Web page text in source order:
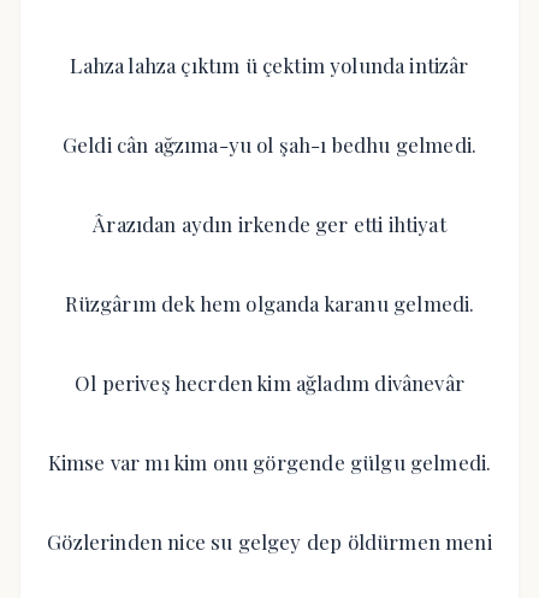
Lahza lahza çıktım ü çektim yolunda intizâr
Geldi cân ağzıma-yu ol şah-ı bedhu gelmedi.
Ârazıdan aydın irkende ger etti ihtiyat
Rüzgârım dek hem olganda karanu gelmedi.
Ol periveş hecrden kim ağladım divânevâr
Kimse var mı kim onu görgende gülgu gelmedi.
Gözlerinden nice su gelgey dep öldürmen meni